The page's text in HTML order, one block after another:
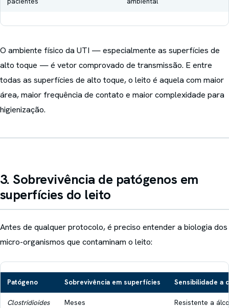
O ambiente físico da UTI — especialmente as superfícies de
alto toque — é vetor comprovado de transmissão. E entre
todas as superfícies de alto toque, o leito é aquela com maior
área, maior frequência de contato e maior complexidade para
higienização.
3. Sobrevivência de patógenos em
superfícies do leito
Antes de qualquer protocolo, é preciso entender a biologia dos
micro-organismos que contaminam o leito:
Patógeno Sobrevivência em superfícies Sensibilidade a
Clostridioides
Meses
Resistente a